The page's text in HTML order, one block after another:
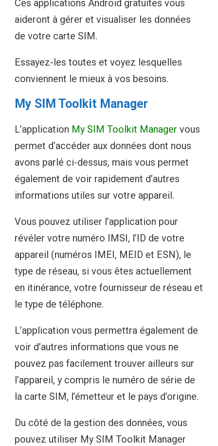
Ces applications Android gratuites vous
aideront à gérer et visualiser les données
de votre carte SIM.
Essayez-les toutes et voyez lesquelles
conviennent le mieux à vos besoins.
My SIM Toolkit Manager
L’application My SIM Toolkit Manager vous
permet d’accéder aux données dont nous
avons parlé ci-dessus, mais vous permet
également de voir rapidement d’autres
informations utiles sur votre appareil.
Vous pouvez utiliser l’application pour
révéler votre numéro IMSI, l’ID de votre
appareil (numéros IMEI, MEID et ESN), le
type de réseau, si vous êtes actuellement
en itinérance, votre fournisseur de réseau et
le type de téléphone.
L’application vous permettra également de
voir d’autres informations que vous ne
pouvez pas facilement trouver ailleurs sur
l’appareil, y compris le numéro de série de
la carte SIM, l’émetteur et le pays d’origine.
Du côté de la gestion des données, vous
pouvez utiliser My SIM Toolkit Manager